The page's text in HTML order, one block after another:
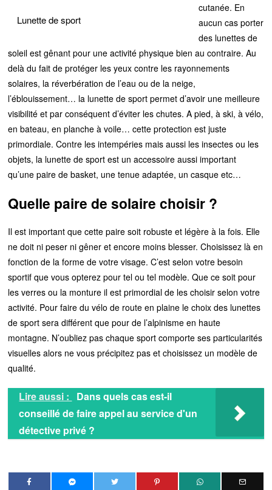
Lunette de sport
cutanée. En
aucun cas porter
des lunettes de
soleil est gênant pour une activité physique bien au contraire. Au
delà du fait de protéger les yeux contre les rayonnements
solaires, la réverbération de l’eau ou de la neige,
l’éblouissement… la lunette de sport permet d’avoir une meilleure
visibilité et par conséquent d’éviter les chutes. A pied, à ski, à vélo,
en bateau, en planche à voile… cette protection est juste
primordiale. Contre les intempéries mais aussi les insectes ou les
objets, la lunette de sport est un accessoire aussi important
qu’une paire de basket, une tenue adaptée, un casque etc…
Quelle paire de solaire choisir ?
Il est important que cette paire soit robuste et légère à la fois. Elle
ne doit ni peser ni gêner et encore moins blesser. Choisissez là en
fonction de la forme de votre visage. C’est selon votre besoin
sportif que vous opterez pour tel ou tel modèle. Que ce soit pour
les verres ou la monture il est primordial de les choisir selon votre
activité. Pour faire du vélo de route en plaine le choix des lunettes
de sport sera différent que pour de l’alpinisme en haute
montagne. N’oubliez pas chaque sport comporte ses particularités
visuelles alors ne vous précipitez pas et choisissez un modèle de
qualité.
Lire aussi :
Dans quels cas est-il
conseillé de faire appel au service d'un
détective privé ?